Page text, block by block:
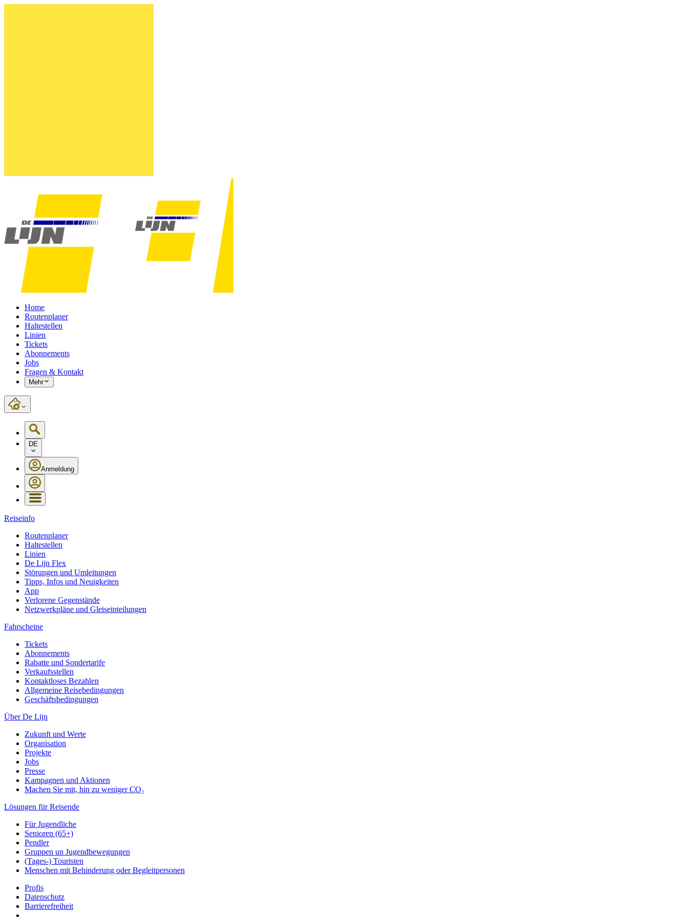
Home
Routenplaner
Haltestellen
Linien
Tickets
Abonnements
Jobs
Fragen & Kontakt
Mehr
DE
Anmeldung
Reiseinfo
Routenplaner
Haltestellen
Linien
De Lijn Flex
Störungen und Umleitungen
Tipps, Infos und Neuigkeiten
App
Verlorene Gegenstände
Netzwerkpläne und Gleiseinteilungen
Fahrscheine
Tickets
Abonnements
Rabatte und Sondertarife
Verkaufsstellen
Kontaktloses Bezahlen
Allgemeine Reisebedingungen
Geschäftsbedingungen
Über De Lijn
Zukunft und Werte
Organisation
Projekte
Jobs
Presse
Kampagnen und Aktionen
Machen Sie mit, hin zu weniger CO₂
Lösungen für Reisende
Für Jugendliche
Senioren (65+)
Pendler
Gruppen un Jugendbewegungen
(Tages-) Touristen
Menschen mit Behinderung oder Begleitpersonen
Profis
Datenschutz
Barrierefreiheit